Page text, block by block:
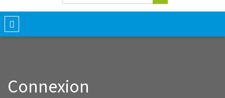
Formulaire de recherche
Toggle
navigation
Connexion